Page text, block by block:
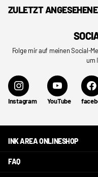
ZULETZT
Folge mir auf meinen Social-
um
Instagram YouTube
INK AREA ONLINESHOP
FAQ